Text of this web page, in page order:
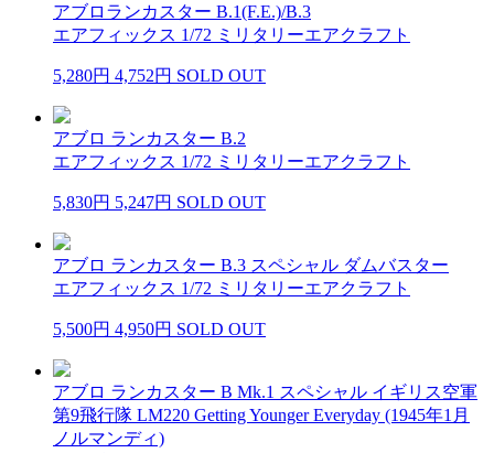
アブロランカスター B.1(F.E.)/B.3
エアフィックス 1/72 ミリタリーエアクラフト
5,280円 4,752円 SOLD OUT
アブロ ランカスター B.2
エアフィックス 1/72 ミリタリーエアクラフト
5,830円 5,247円 SOLD OUT
アブロ ランカスター B.3 スペシャル ダムバスター
エアフィックス 1/72 ミリタリーエアクラフト
5,500円 4,950円 SOLD OUT
アブロ ランカスター B Mk.1 スペシャル イギリス空軍
第9飛行隊 LM220 Getting Younger Everyday (1945年1月
ノルマンディ)